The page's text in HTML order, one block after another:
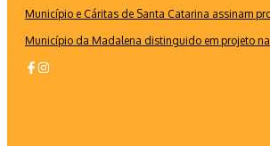
Município e Cáritas de Santa Catarina assinam
Município da Madalena distinguido em projeto